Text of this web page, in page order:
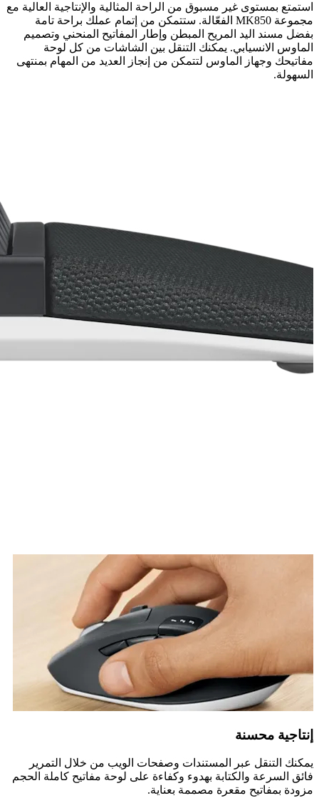
استمتع بمستوى غير مسبوق من الراحة المثالية والإنتاجية العالية مع
مجموعة MK850 الفعّالة. ستتمكن من إتمام عملك براحة تامة
بفضل مسند اليد المريح المبطن وإطار المفاتيح المنحني وتصميم
الماوس الانسيابي. يمكنك التنقل بين الشاشات من كل لوحة
مفاتيحك وجهاز الماوس لتتمكن من إنجاز العديد من المهام بمنتهى
السهولة.
إنتاجية محسنة
يمكنك التنقل عبر المستندات وصفحات الويب من خلال التمرير
فائق السرعة والكتابة بهدوء وكفاءة على لوحة مفاتيح كاملة الحجم
مزودة بمفاتيح مقعرة مصممة بعناية.